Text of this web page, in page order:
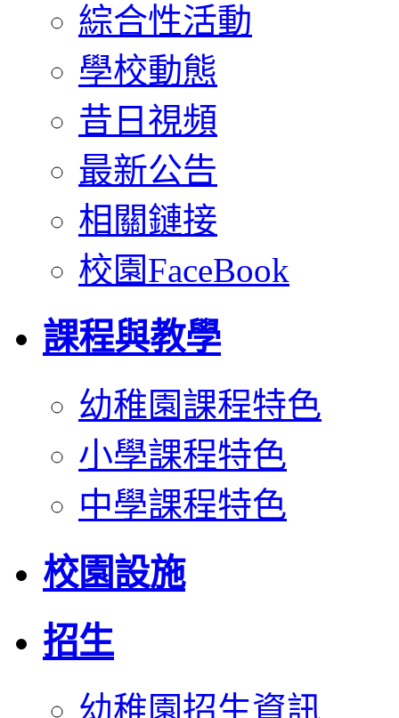
綜合性活動
學校動態
昔日視頻
最新公告
相關鏈接
校園FaceBook
課程與教學
幼稚園課程特色
小學課程特色
中學課程特色
校園設施
招生
幼稚園招生資訊